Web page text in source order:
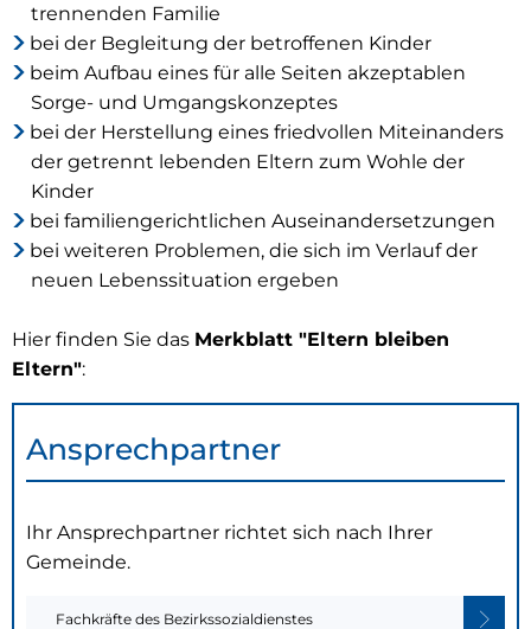
trennenden Familie
bei der Begleitung der betroffenen Kinder
beim Aufbau eines für alle Seiten akzeptablen
Sorge- und Umgangskonzeptes
bei der Herstellung eines friedvollen Miteinanders
der getrennt lebenden Eltern zum Wohle der
Kinder
bei familiengerichtlichen Auseinandersetzungen
bei weiteren Problemen, die sich im Verlauf der
neuen Lebenssituation ergeben
Hier finden Sie das Merkblatt "Eltern bleiben
Eltern":
Ansprechpartner
Ihr Ansprechpartner richtet sich nach Ihrer
Gemeinde.
Fachkräfte des Bezirkssozialdienstes